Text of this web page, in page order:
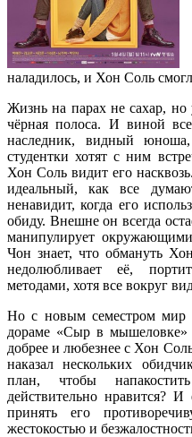
наладилось, и Хон Соль
Жизнь на парах не сахар,
чёрная полоса. И виной
наследник, видный
студентки хотят с ним
Хон Соль видит его
идеальный, как все
ненавидит, когда его
обиду. Внешне он всегда
манипулирует
Чон знает, что обмануть
недолюбливает её,
методами, хотя все вокруг
Но с новым семестром мир
дораме «Сыр в мышеловке»
добрее и любезнее с Хон
наказал нескольких
план, чтобы
действительно нравится?
принять его
жестокостью и